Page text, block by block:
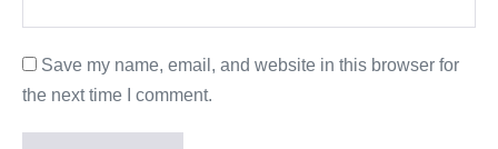
Save my name, email, and website in this browser for
the next time I comment.